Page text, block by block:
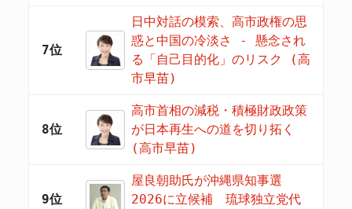
7位
日中対話の模索、高市政権の思
惑と中国の冷淡さ - 懸念され
る「自己目的化」のリスク (高
市早苗)
8位
高市首相の減税・積極財政政策
が日本再生への道を切り拓く
(高市早苗)
9位
屋良朝助氏が沖縄県知事選
2026に立候補 琉球独立党代